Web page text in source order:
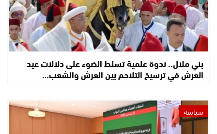
بني ملال.. ندوة علمية تسلط الضوء على دلالات عيد
العرش في ترسيخ التلاحم بين العرش والشعب…
سياسة